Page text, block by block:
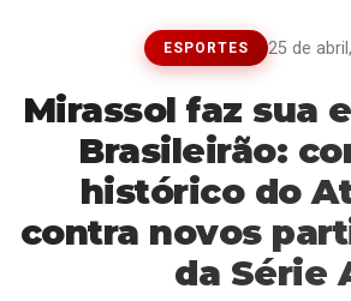
ESPORTES 25 de
Mirassol faz sua
Brasileirão:
histórico do
contra novos
da Série